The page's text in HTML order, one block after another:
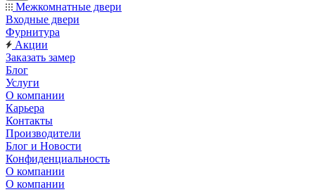
Межкомнатные двери
Входные двери
Фурнитура
Акции
Заказать замер
Блог
Услуги
О компании
Карьера
Контакты
Производители
Блог и Новости
Конфиденциальность
О компании
О компании